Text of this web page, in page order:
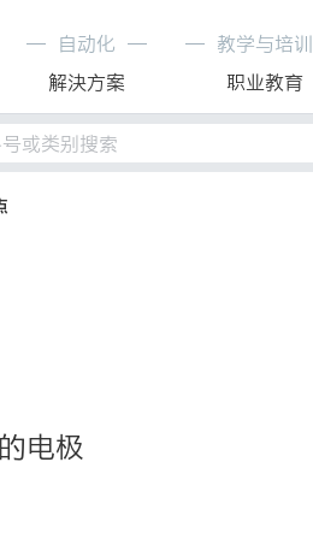
自动化
解決方案
教学与培训
职业教育
电极